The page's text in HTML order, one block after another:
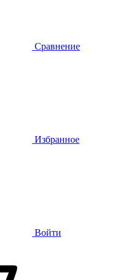
Сравнение
Избранное
Войти